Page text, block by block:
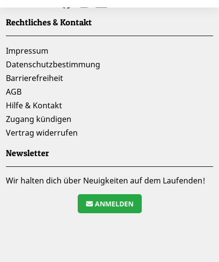
Rechtliches & Kontakt
Impressum
Datenschutzbestimmung
Barrierefreiheit
AGB
Hilfe & Kontakt
Zugang kündigen
Vertrag widerrufen
Newsletter
Wir halten dich über Neuigkeiten auf dem Laufenden!
ANMELDEN